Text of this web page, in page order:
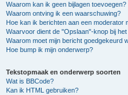
Waarom kan ik geen bijlagen toevoegen?
Waarom ontving ik een waarschuwing?
Hoe kan ik berichten aan een moderator
Waarvoor dient de "Opslaan"-knop bij
Waarom moet mijn bericht goedgekeurd
Hoe bump ik mijn onderwerp?
Tekstopmaak en onderwerp soorten
Wat is BBCode?
Kan ik HTML gebruiken?